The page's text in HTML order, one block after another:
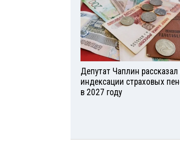
Депутат Чаплин рассказал
индексации страховых
в 2027 году